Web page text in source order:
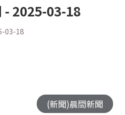
- 2025-03-18
03-18
(新聞)晨間新聞